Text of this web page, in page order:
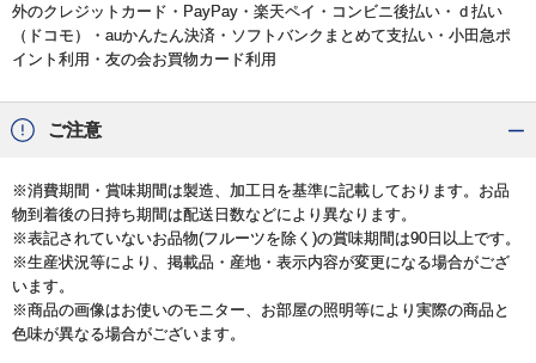
外のクレジットカード・PayPay・楽天ペイ・コンビニ後払い・ｄ払い
（ドコモ）・auかんたん決済・ソフトバンクまとめて支払い・小田急ポ
イント利用・友の会お買物カード利用
ご注意
※消費期間・賞味期間は製造、加工日を基準に記載しております。お品
物到着後の日持ち期間は配送日数などにより異なります。
※表記されていないお品物(フルーツを除く)の賞味期間は90日以上です。
※生産状況等により、掲載品・産地・表示内容が変更になる場合がござ
います。
※商品の画像はお使いのモニター、お部屋の照明等により実際の商品と
色味が異なる場合がございます。